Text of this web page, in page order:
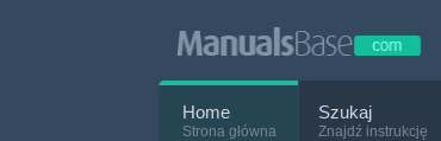
Home
Strona główna
Szukaj
Znajdź instrukcję